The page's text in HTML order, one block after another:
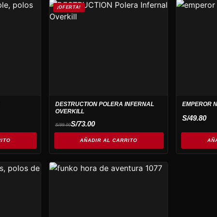
¡OFERTA!
DESTRUCTION POLERA INFERNAL
OVERKILL
S/99.00
El
precio
original
S/99.00.
S/73.00
El
precio
actual
S/73.00.
AÑADIR AL CARRITO
EMPEROR
S/49.80